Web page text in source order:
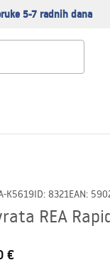
5-7 radnih dana
K5619ID: 8321EAN:
REA
€